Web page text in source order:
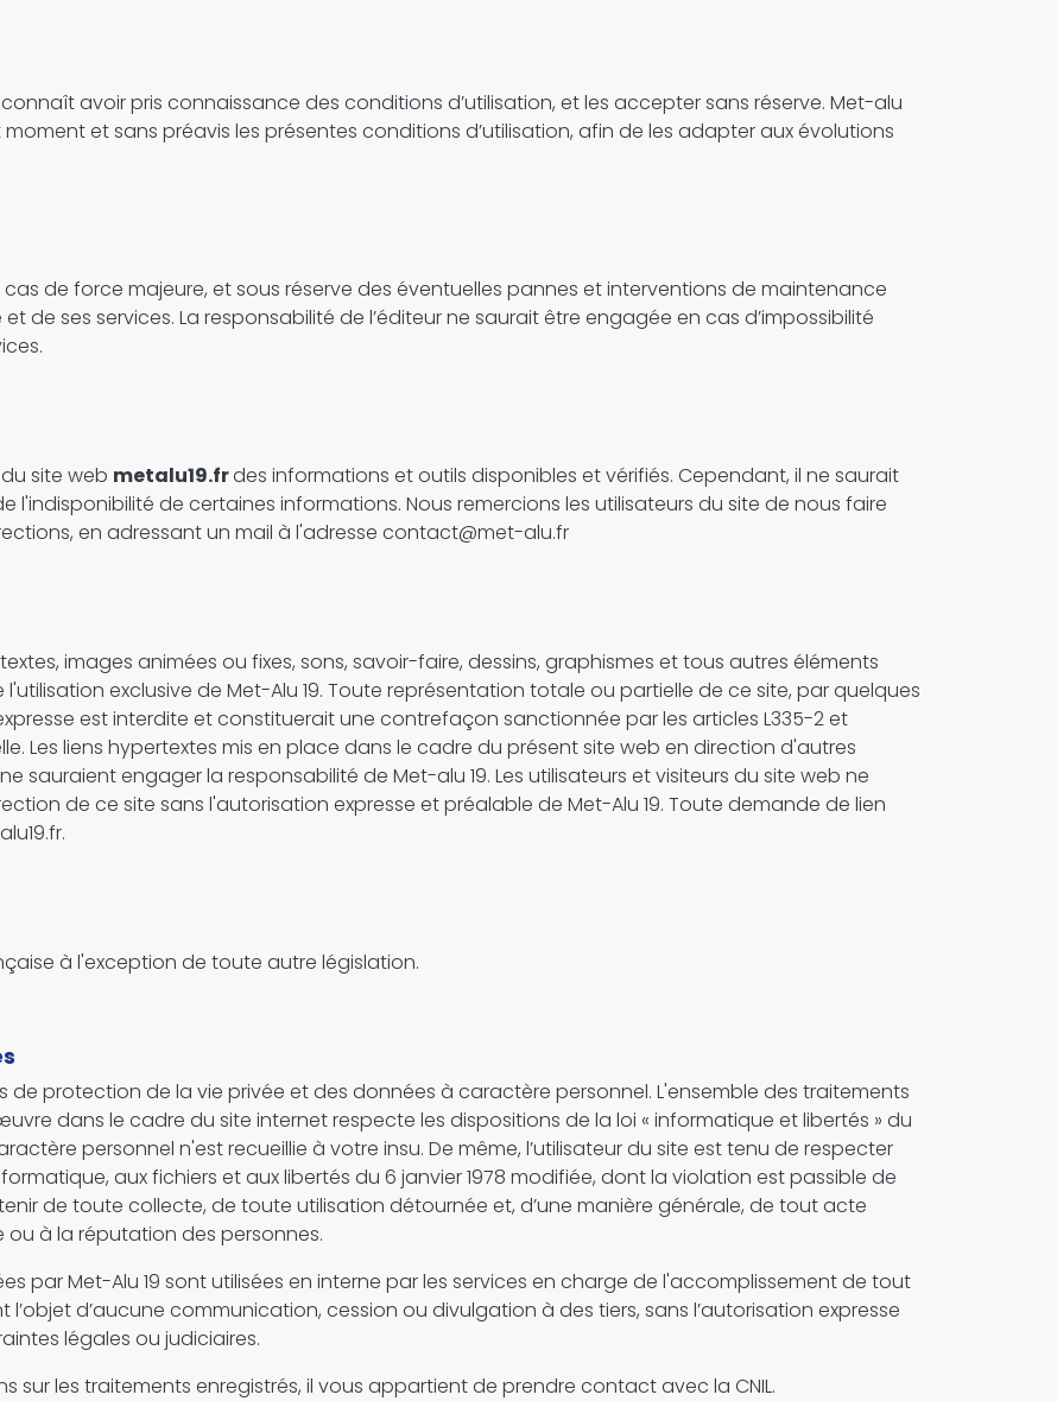
avoir pris connaissance des conditions d’utilisation, et les accepter sans réserve. Met-alu
et sans préavis les présentes conditions d’utilisation, afin de les adapter aux évolutions
de force majeure, et sous réserve des éventuelles pannes et interventions de maintenance
de ses services. La responsabilité de l’éditeur ne saurait être engagée en cas d’impossibilité
site web metalu19.frdes informations et outils disponibles et vérifiés. Cependant, il ne saurait
l'indisponibilité de certaines informations. Nous remercions les utilisateurs du site de nous faire
en adressant un mail à l'adresse contact@met-alu.fr
images animées ou fixes, sons, savoir-faire, dessins, graphismes et tous autres éléments
l'utilisation exclusive de Met-Alu 19. Toute représentation totale ou partielle de ce site, par quelques
est interdite et constituerait une contrefaçon sanctionnée par les articles L335-2 et
Les liens hypertextes mis en place dans le cadre du présent site web en direction d'autres
sauraient engager la responsabilité de Met-alu 19. Les utilisateurs et visiteurs du site web ne
de ce site sans l'autorisation expresse et préalable de Met-Alu 19. Toute demande de lien
à l'exception de toute autre législation.
de protection de la vie privée et des données à caractère personnel. L'ensemble des traitements
dans le cadre du site internet respecte les dispositions de la loi « informatique et libertés » du
personnel n'est recueillie à votre insu. De même, l’utilisateur du site est tenu de respecter
aux fichiers et aux libertés du 6 janvier 1978 modifiée, dont la violation est passible de
de toute collecte, de toute utilisation détournée et, d’une manière générale, de tout acte
à la réputation des personnes.
par Met-Alu 19 sont utilisées en interne par les services en charge de l'accomplissement de tout
d’aucune communication, cession ou divulgation à des tiers, sans l’autorisation expresse
légales ou judiciaires.
sur les traitements enregistrés, il vous appartient de prendre contact avec la CNIL.